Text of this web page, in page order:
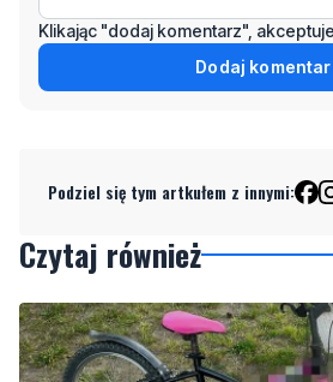
Klikając "dodaj komentarz",
Dodaj
Podziel się tym artkułem z innymi:
Czytaj również